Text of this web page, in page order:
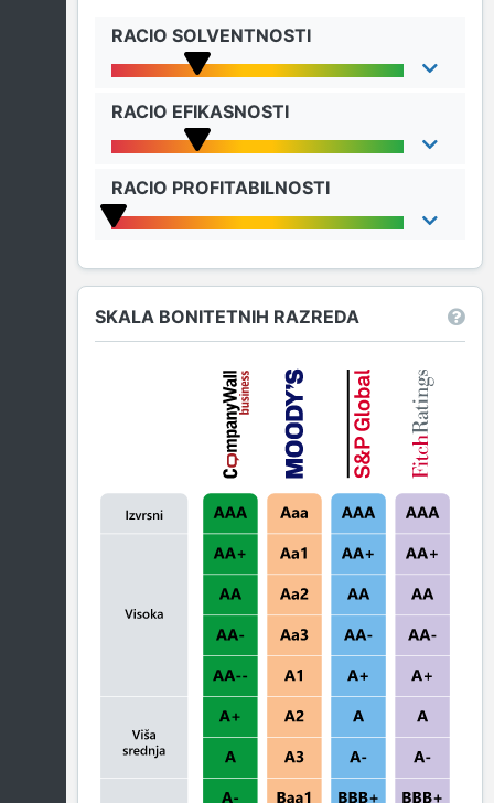
RACIO SOLVENTNOSTI
RACIO EFIKASNOSTI
RACIO PROFITABILNOSTI
SKALA BONITETNIH RAZREDA